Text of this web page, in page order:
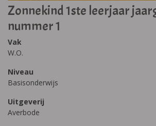
Zonnekind 1ste leerjaar
nummer 1
Vak
W.O.
Niveau
Basisonderwijs
Uitgeverij
Averbode